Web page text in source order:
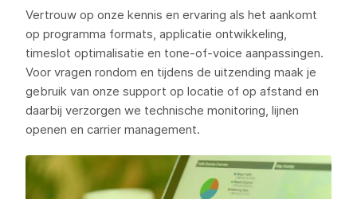
Vertrouw op onze kennis en ervaring als het aankomt
op programma formats, applicatie ontwikkeling,
timeslot optimalisatie en tone-of-voice aanpassingen.
Voor vragen rondom en tijdens de uitzending maak je
gebruik van onze support op locatie of op afstand en
daarbij verzorgen we technische monitoring, lijnen
openen en carrier management.